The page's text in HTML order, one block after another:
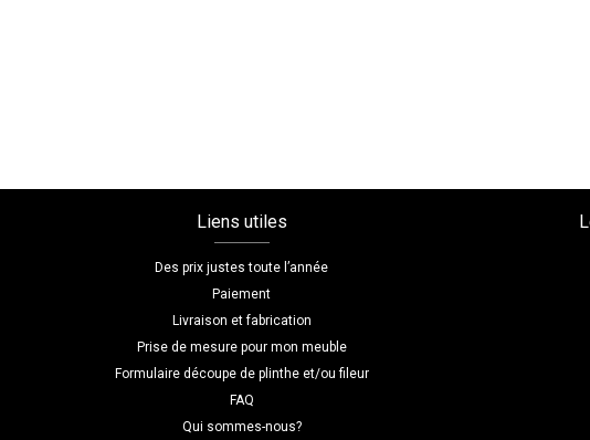
H=220
P=55Liens utiles
Des prix justes toute l’année
Paiement
Livraison et fabrication
Prise de mesure pour mon meuble
Formulaire découpe de plinthe et/ou fileur
FAQ
Qui sommes-nous?